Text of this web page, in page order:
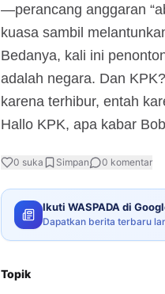
—perancang anggaran
kuasa sambil
Bedanya, kali ini
adalah negara. Dan
karena terhibur, entah
Hallo KPK, apa kabar
0 suka Simpan 0 komentar
Ikuti WASPADA di
Dapatkan berita terbaru
Topik